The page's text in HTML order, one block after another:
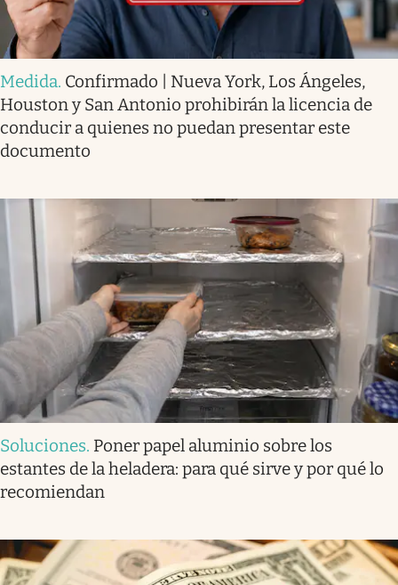
Medida. Confirmado | Nueva York, Los Ángeles,
Houston y San Antonio prohibirán la licencia de
conducir a quienes no puedan presentar este
documento
Soluciones. Poner papel aluminio sobre los
estantes de la heladera: para qué sirve y por qué lo
recomiendan